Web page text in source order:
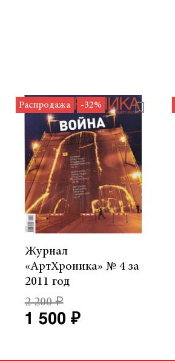
Распродажа -32%
Журнал
«АртХроника» № 4 за
2011 год
2 200 ₽
1 500 ₽